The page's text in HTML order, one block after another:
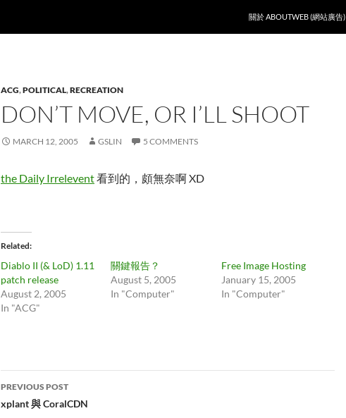
關於 ABOUTWEB (網站廣告)
ACG,POLITICAL,RECREATION
DON’T MOVE, OR I’LL SHOOT
MARCH 12, 2005 GSLIN 5 COMMENTS
the Daily Irrelevent看到的，頗無奈啊 XD
Related
Diablo II (& LoD) 1.11
patch release
August 2, 2005
In "ACG"
關鍵報告？
August 5, 2005
In "Computer"
Free Image Hosting
January 15, 2005
In "Computer"
Post
navigation
PREVIOUS POST
xplant 與 CoralCDN